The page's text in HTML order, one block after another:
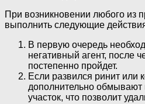
При возникновении любого из
выполнить следующие
В первую очередь
негативный агент, после
постепенно пройдет.
Если развился ринит или
дополнительно
участок, что позволит